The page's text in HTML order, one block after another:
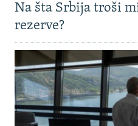
Na šta Srbija troši
rezerve?